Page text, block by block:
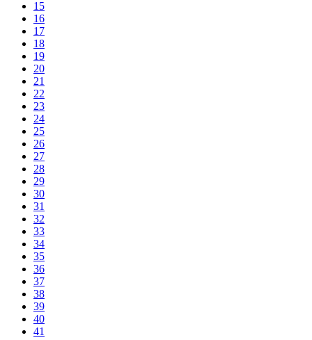
15
16
17
18
19
20
21
22
23
24
25
26
27
28
29
30
31
32
33
34
35
36
37
38
39
40
41